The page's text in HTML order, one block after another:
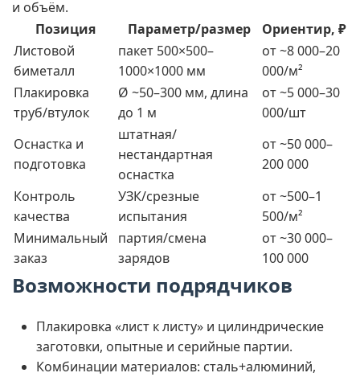
и объём.
Позиция
Параметр/размер
Ориентир, ₽
Листовой
биметалл
пакет 500×500–
1000×1000 мм
от ~8 000–20
000/м²
Плакировка
труб/втулок
Ø ~50–300 мм, длина
до 1 м
от ~5 000–30
000/шт
Оснастка и
подготовка
штатная/
нестандартная
оснастка
от ~50 000–
200 000
Контроль
качества
УЗК/срезные
испытания
от ~500–1
500/м²
Минимальный
заказ
партия/смена
зарядов
от ~30 000–
100 000
Возможности подрядчиков
Плакировка «лист к листу» и цилиндрические
заготовки, опытные и серийные партии.
Комбинации материалов: сталь+алюминий,